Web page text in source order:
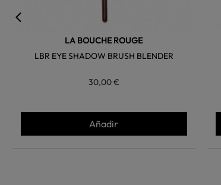
LA BOUCHE ROUGE
LBR EYE SHADOW BRUSH BLENDER
30,00 €
Añadir